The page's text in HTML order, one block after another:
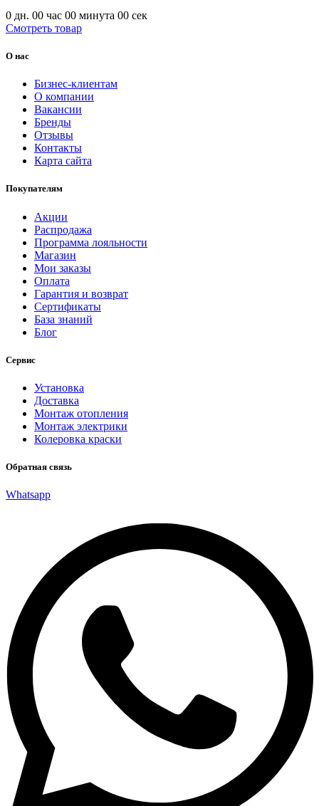
0 дн. 00 час 00 минута 00 сек
Смотреть товар
О нас
Бизнес-клиентам
О компании
Вакансии
Бренды
Отзывы
Контакты
Карта сайта
Покупателям
Акции
Распродажа
Программа лояльности
Магазин
Мои заказы
Оплата
Гарантия и возврат
Сертификаты
База знаний
Блог
Сервис
Установка
Доставка
Монтаж отопления
Монтаж электрики
Колеровка краски
Обратная связь
Whatsapp